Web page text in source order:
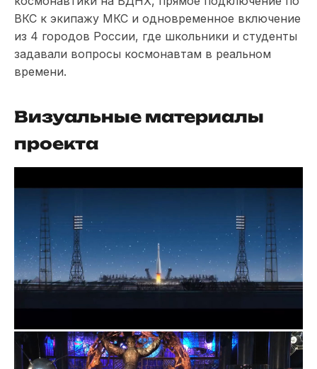
ВКС к экипажу МКС и одновременное включение
из 4 городов России, где школьники и студенты
задавали вопросы космонавтам в реальном
времени.
Визуальные материалы
проекта